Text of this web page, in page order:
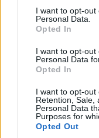
consent section.
I want to opt-out
Personal Data.
Opted In
I want to opt-
Personal Data
Opted In
I want to opt-out
Retention, Sale,
Personal Data
Purposes for
Opted Out
Esta famosa
sucursales en
de Londres es
Con más de 250
varias
personajes
famosos, esta es